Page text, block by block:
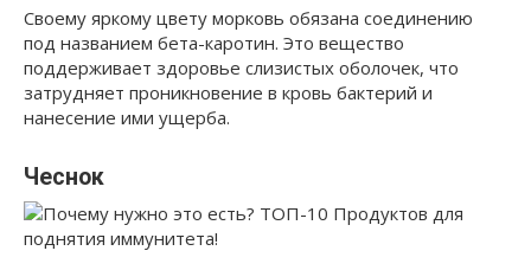
Своему яркому цвету морковь обязана соединению
под названием бета-каротин. Это вещество
поддерживает здоровье слизистых оболочек, что
затрудняет проникновение в кровь бактерий и
нанесение ими ущерба.
Чеснок